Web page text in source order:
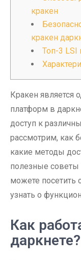
кракен
кракен
Топ-3
Кракен является
платформ в
доступ к
рассмотрим, как
какие методы
полезные советы
можете посетить
узнать о
Как
даркнете?